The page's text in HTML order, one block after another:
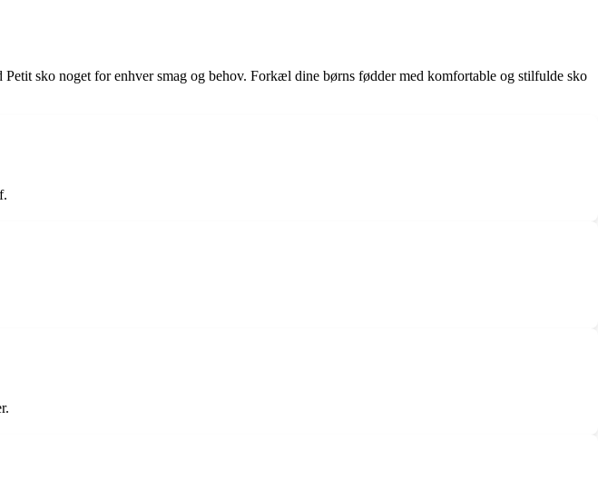
sko noget for enhver smag og behov. Forkæl dine børns fødder med komfortable og stilfulde sko